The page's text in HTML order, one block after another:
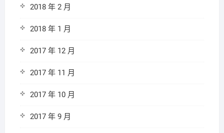
2018 年 2 月
2018 年 1 月
2017 年 12 月
2017 年 11 月
2017 年 10 月
2017 年 9 月